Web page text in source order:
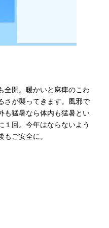
全開。暖かいと麻痺のこわ
さが襲ってきます。風邪で
も猛暑なら体内も猛暑とい
１回。今年はならないよう
もご安全に。